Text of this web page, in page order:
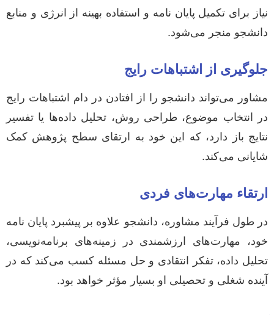
نیاز برای تکمیل پایان نامه و استفاده بهینه از انرژی و منابع
دانشجو منجر می‌شود.
جلوگیری از اشتباهات رایج
مشاور می‌تواند دانشجو را از افتادن در دام اشتباهات رایج
در انتخاب موضوع، طراحی روش، تحلیل داده‌ها یا تفسیر
نتایج باز دارد، که این خود به ارتقای سطح پژوهش کمک
شایانی می‌کند.
ارتقاء مهارت‌های فردی
در طول فرآیند مشاوره، دانشجو علاوه بر پیشبرد پایان نامه
خود، مهارت‌های ارزشمندی در زمینه‌های برنامه‌نویسی،
تحلیل داده، تفکر انتقادی و حل مسئله کسب می‌کند که در
آینده شغلی و تحصیلی او بسیار مؤثر خواهد بود.